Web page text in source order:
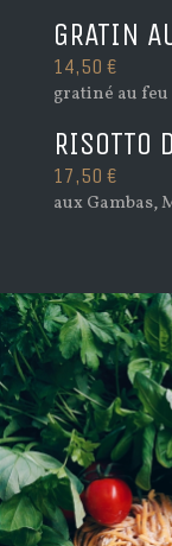
GRATIN
14,50 €
gratiné au feu
RISOTTO
17,50 €
aux Gambas,